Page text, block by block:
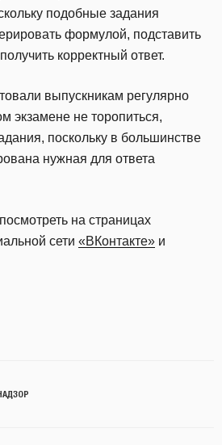
подобные задания
формулой, подставить
корректный ответ.
выпускникам регулярно
экзамене не торопиться,
поскольку в большинстве
нужная для ответа
на страницах
сети «ВКонтакте» и